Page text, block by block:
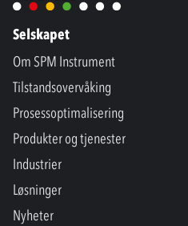
Selskapet
Om SPM Instrument
Tilstandsovervåking
Prosessoptimalisering
Produkter og tjenester
Industrier
Løsninger
Nyheter